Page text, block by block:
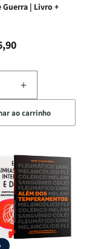
| Livro +
Aumentar
a
quantidade
de
Quarto
de
Guerra
|
Livro
+
Devocional
ao carrinho